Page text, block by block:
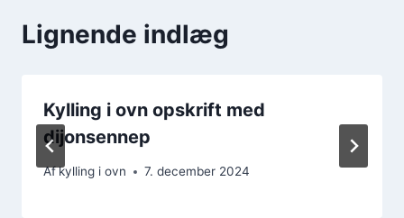
Lignende indlæg
Kylling i ovn opskrift med
dijonsennep
Afkylling i ovn 7. december 2024